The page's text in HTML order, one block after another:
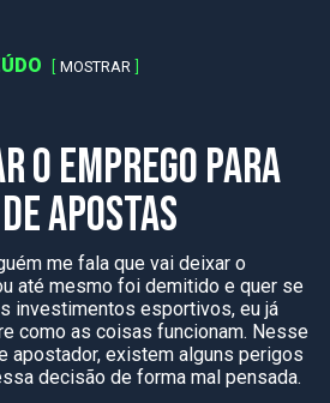
MOSTRAR
O EMPREGO PARA
APOSTAS
me fala que vai deixar o
até mesmo foi demitido e quer se
investimentos esportivos, eu já
como as coisas funcionam. Nesse
apostador, existem alguns perigos
decisão de forma mal pensada.